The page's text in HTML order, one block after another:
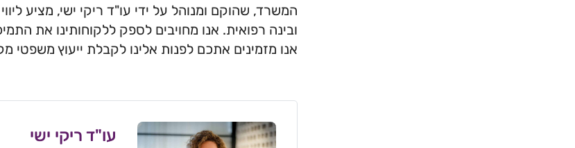
המשרד, שהוקם ומנוהל על ידי עו"ד ריקי ישי, מציע
ובינה רפואית. אנו מחויבים לספק ללקוחותינו את
אנו מזמינים אתכם לפנות אלינו לקבלת ייעוץ משפטי
עו"ד ריקי ישי